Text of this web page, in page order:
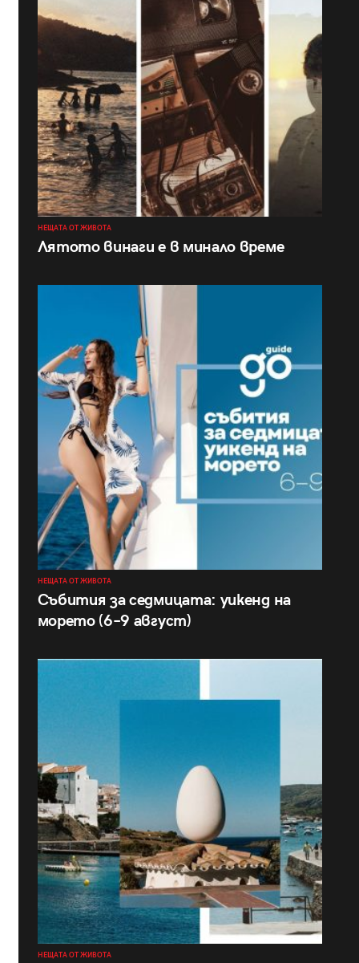
НЕЩАТА ОТ ЖИВОТА
Лятото винаги е в минало време
НЕЩАТА ОТ ЖИВОТА
Събития за седмицата: уикенд на
морето (6–9 август)
НЕЩАТА ОТ ЖИВОТА